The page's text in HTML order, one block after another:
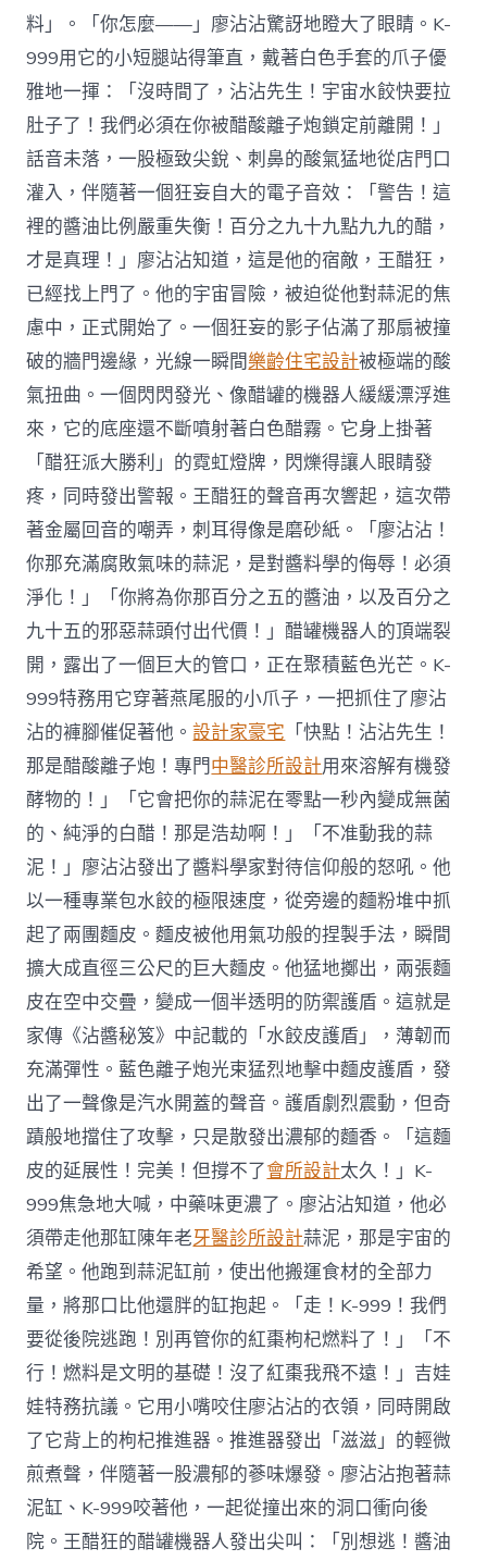
料」。「你怎麼——」廖沾沾驚訝地瞪大了眼睛。K-
999用它的小短腿站得筆直，戴著白色手套的爪子優
雅地一揮：「沒時間了，沾沾先生！宇宙水餃快要拉
肚子了！我們必須在你被醋酸離子炮鎖定前離開！」
話音未落，一股極致尖銳、刺鼻的酸氣猛地從店門口
灌入，伴隨著一個狂妄自大的電子音效：「警告！這
裡的醬油比例嚴重失衡！百分之九十九點九九的醋，
才是真理！」廖沾沾知道，這是他的宿敵，王醋狂，
已經找上門了。他的宇宙冒險，被迫從他對蒜泥的焦
慮中，正式開始了。一個狂妄的影子佔滿了那扇被撞
破的牆門邊緣，光線一瞬間樂齡住宅設計被極端的酸
氣扭曲。一個閃閃發光、像醋罐的機器人緩緩漂浮進
來，它的底座還不斷噴射著白色醋霧。它身上掛著
「醋狂派大勝利」的霓虹燈牌，閃爍得讓人眼睛發
疼，同時發出警報。王醋狂的聲音再次響起，這次帶
著金屬回音的嘲弄，刺耳得像是磨砂紙。「廖沾沾！
你那充滿腐敗氣味的蒜泥，是對醬料學的侮辱！必須
淨化！」「你將為你那百分之五的醬油，以及百分之
九十五的邪惡蒜頭付出代價！」醋罐機器人的頂端裂
開，露出了一個巨大的管口，正在聚積藍色光芒。K-
999特務用它穿著燕尾服的小爪子，一把抓住了廖沾
沾的褲腳催促著他。設計家豪宅 「快點！沾沾先生！
那是醋酸離子炮！專門中醫診所設計用來溶解有機發
酵物的！」「它會把你的蒜泥在零點一秒內變成無菌
的、純淨的白醋！那是浩劫啊！」「不准動我的蒜
泥！」廖沾沾發出了醬料學家對待信仰般的怒吼。他
以一種專業包水餃的極限速度，從旁邊的麵粉堆中抓
起了兩團麵皮。麵皮被他用氣功般的捏製手法，瞬間
擴大成直徑三公尺的巨大麵皮。他猛地擲出，兩張麵
皮在空中交疊，變成一個半透明的防禦護盾。這就是
家傳《沾醬秘笈》中記載的「水餃皮護盾」，薄韌而
充滿彈性。藍色離子炮光束猛烈地擊中麵皮護盾，發
出了一聲像是汽水開蓋的聲音。護盾劇烈震動，但奇
蹟般地擋住了攻擊，只是散發出濃郁的麵香。「這麵
皮的延展性！完美！但撐不了會所設計太久！」K-
999焦急地大喊，中藥味更濃了。廖沾沾知道，他必
須帶走他那缸陳年老牙醫診所設計蒜泥，那是宇宙的
希望。他跑到蒜泥缸前，使出他搬運食材的全部力
量，將那口比他還胖的缸抱起。「走！K-999！我們
要從後院逃跑！別再管你的紅棗枸杞燃料了！」「不
行！燃料是文明的基礎！沒了紅棗我飛不遠！」吉娃
娃特務抗議。它用小嘴咬住廖沾沾的衣領，同時開啟
了它背上的枸杞推進器。推進器發出「滋滋」的輕微
煎煮聲，伴隨著一股濃郁的蔘味爆發。廖沾沾抱著蒜
泥缸、K-999咬著他，一起從撞出來的洞口衝向後
院。王醋狂的醋罐機器人發出尖叫：「別想逃！醬油